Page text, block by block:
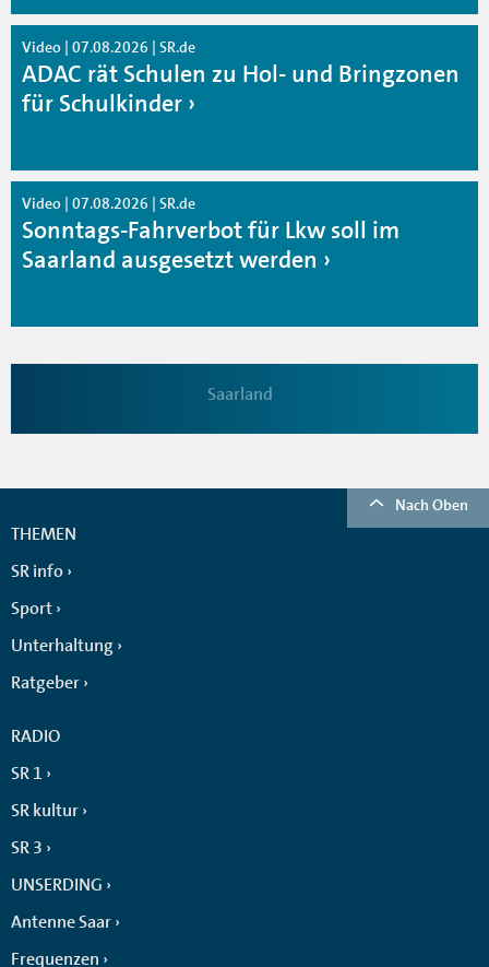
Video | 07.08.2026 | SR.de
ADAC rät Schulen zu Hol- und Bringzonen
für Schulkinder
Video | 07.08.2026 | SR.de
Sonntags-Fahrverbot für Lkw soll im
Saarland ausgesetzt werden
Saarland
Nach Oben
THEMEN
SR info
Sport
Unterhaltung
Ratgeber
RADIO
SR 1
SR kultur
SR 3
UNSERDING
Antenne Saar
Frequenzen